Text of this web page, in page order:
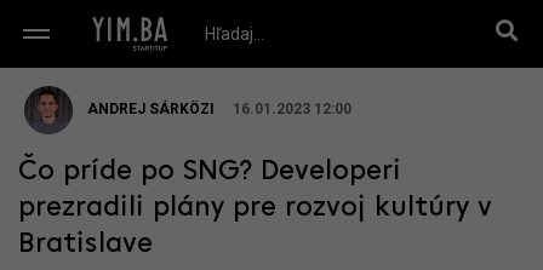
ANDREJ SÁRKÖZI 16.01.2023 12:00
Čo príde po SNG? Developeri
prezradili plány pre rozvoj kultúry v
Bratislave